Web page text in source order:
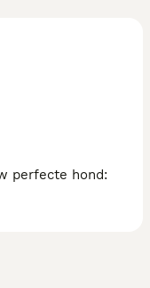
perfecte hond: